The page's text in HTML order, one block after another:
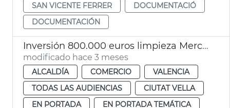
SAN VICENTE FERRER
DOCUMENTACIÓ
DOCUMENTACIÓN
Inversión 800.000 euros limpieza Mercat Central
modificado hace 3 meses
ALCALDÍA COMERCIO
VALENCIA
TODAS LAS AUDIENCIAS
CIUTAT VELLA
EN PORTADA
EN PORTADA TEMÁTICA